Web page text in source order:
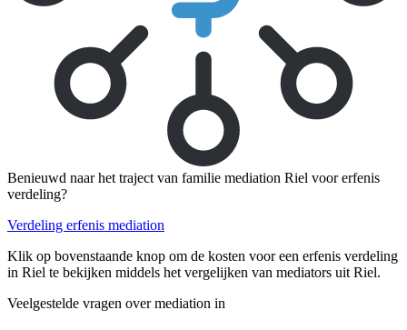
Benieuwd naar het traject van familie mediation Riel voor erfenis
verdeling?
Verdeling erfenis mediation
Klik op bovenstaande knop om de kosten voor een erfenis verdeling
in Riel te bekijken middels het vergelijken van mediators uit Riel.
Veelgestelde vragen over mediation in